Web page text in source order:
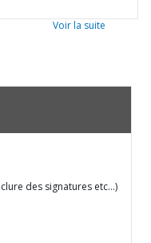
Voir la suite
des signatures etc…)